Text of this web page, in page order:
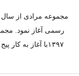
رسمی آغاز نمود.
۱۳۹۷با آغاز